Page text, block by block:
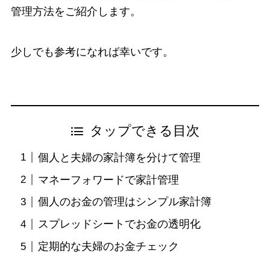
管理方法をご紹介します。
少しでも参考になれば幸いです。
タップできる目次
個人と夫婦の家計簿を分けて管理
マネーフォワードで家計管理
個人のお金の管理はシンプル家計簿
スプレッドシートでお金の透明化
定期的な夫婦のお金チェック